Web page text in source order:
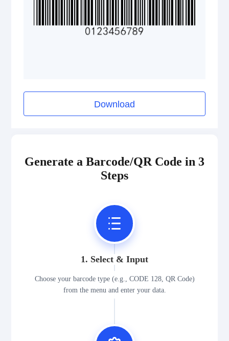
GS1 2D Codes
Download
Generate a Barcode/QR Code in 3
Steps
1. Select & Input
Choose your barcode type (e.g., CODE 128, QR Code)
from the menu and enter your data.